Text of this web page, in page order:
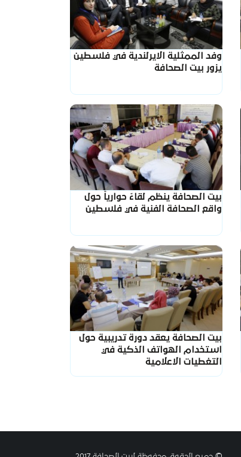
وفد الممثلية الايرلندية في فلسطين
يزور بيت الصحافة
بيت الصحافة ينظم لقاءً حوارياً حول
واقع الصحافة الفنية في فلسطين
بيت الصحافة يعقد دورة تدريبية حول
استخدام الهواتف الذكية في
التغطيات الاعلامية